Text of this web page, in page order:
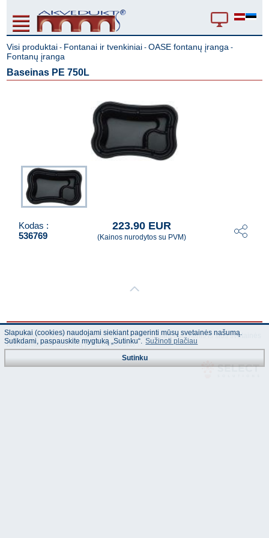
Visi produktai - Fontanai ir tvenkiniai -OASE fontanų įranga -
Fontanų įranga
Baseinas PE 750L
Kodas :
536769
223.90 EUR
(Kainos nurodytos su PVM)
© "AS Akvedukts" 2026. Dalinai ar pilnai naudojant duomenis iš šios svetainės
būtina naudoti nuorodą Į "AS Akvedukts"!
Slapukai (cookies) naudojami siekiant pagerinti mūsų svetainės našumą.
Sutikdami, paspauskite mygtuką „Sutinku“. Sužinoti plačiau
Sutinku